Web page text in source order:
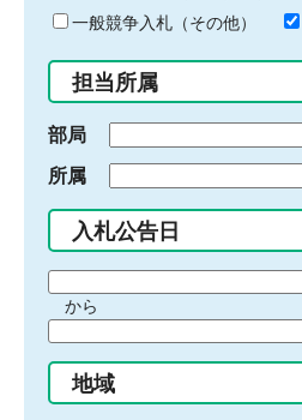
ド
入
力
一般競争入札（その他）
担当所属
部局
所属
入札公告日
間
始
り
から
間
終
地域